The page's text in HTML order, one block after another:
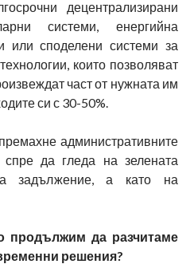
децентрализирани
системи, енергийна
или споделени системи за
които позволяват
част от нужната им
си с 30-50%.
административните
да гледа на зелената
задължение, а като на
продължим да разчитаме
решения?